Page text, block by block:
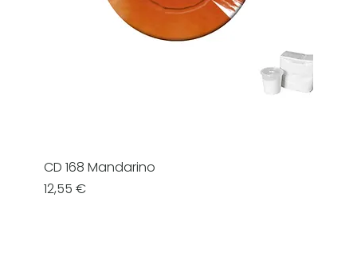
CD 168 Mandarino
Prezzo
12,55 €